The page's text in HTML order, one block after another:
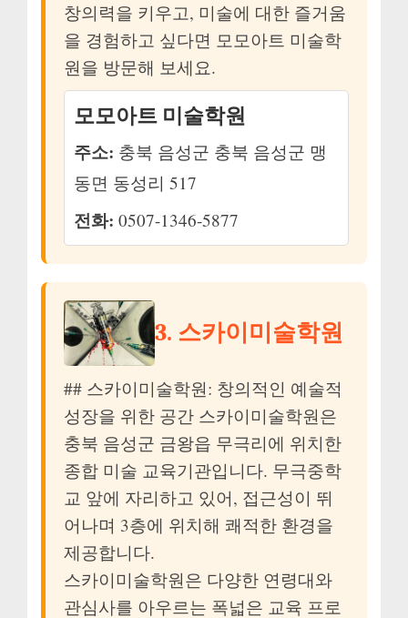
창의력을 키우고, 미술에 대한 즐거움
을 경험하고 싶다면 모모아트 미술학
원을 방문해 보세요.
모모아트 미술학원
주소: 충북 음성군 충북 음성군 맹
동면 동성리 517
전화: 0507-1346-5877
3. 스카이미술학원
## 스카이미술학원: 창의적인 예술적
성장을 위한 공간 스카이미술학원은
충북 음성군 금왕읍 무극리에 위치한
종합 미술 교육기관입니다. 무극중학
교 앞에 자리하고 있어, 접근성이 뛰
어나며 3층에 위치해 쾌적한 환경을
제공합니다.
스카이미술학원은 다양한 연령대와
관심사를 아우르는 폭넓은 교육 프로